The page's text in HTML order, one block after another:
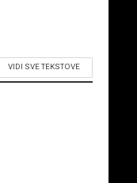
VIDI SVE TEKSTOVE